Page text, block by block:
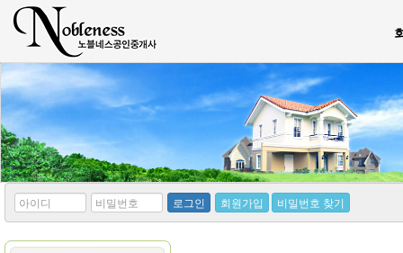
*
아
디
*
비
번
로그인 회원가입 비밀번호 찾기